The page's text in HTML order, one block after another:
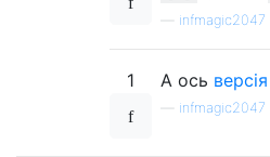
infmagic2047
1 А ось версія
infmagic2047